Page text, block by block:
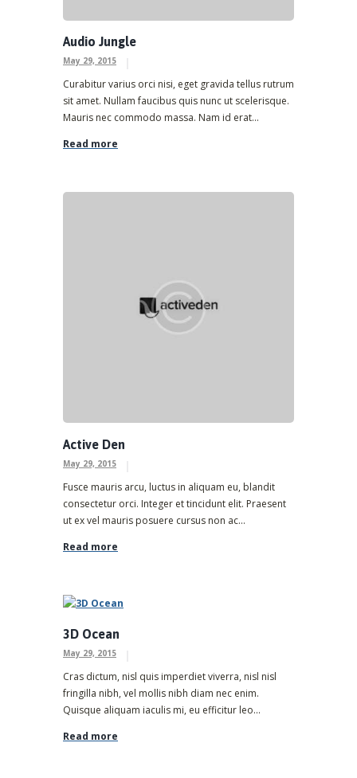
Audio Jungle
May 29, 2015
Curabitur varius orci nisi, eget gravida tellus rutrum
sit amet. Nullam faucibus quis nunc ut scelerisque.
Mauris nec commodo massa. Nam id erat...
Read more
Active Den
May 29, 2015
Fusce mauris arcu, luctus in aliquam eu, blandit
consectetur orci. Integer et tincidunt elit. Praesent
ut ex vel mauris posuere cursus non ac...
Read more
3D Ocean
May 29, 2015
Cras dictum, nisl quis imperdiet viverra, nisl nisl
fringilla nibh, vel mollis nibh diam nec enim.
Quisque aliquam iaculis mi, eu efficitur leo...
Read more